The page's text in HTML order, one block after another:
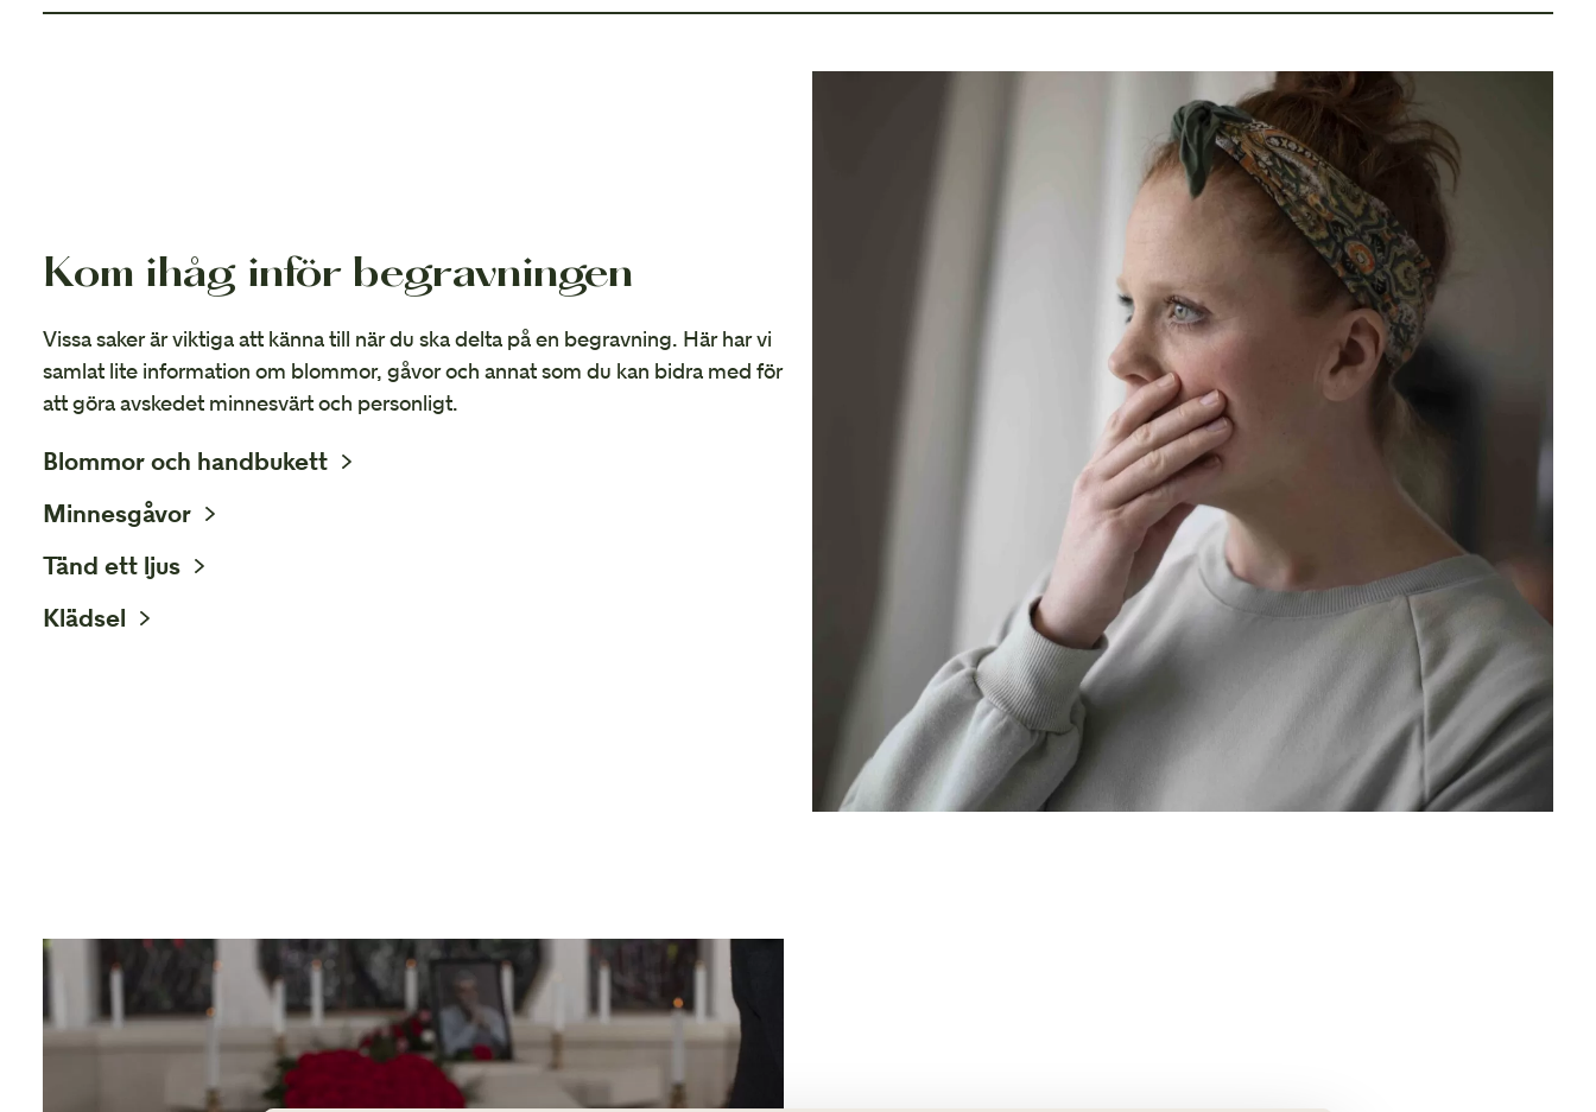
Kom ihåg inför begravningen
Vissa saker är viktiga att känna till när du ska delta på en begravning. Här har vi
samlat lite information om blommor, gåvor och annat som du kan bidra med för
att göra avskedet minnesvärt och personligt.
Blommor och handbukett
Minnesgåvor
Tänd ett ljus
Klädsel